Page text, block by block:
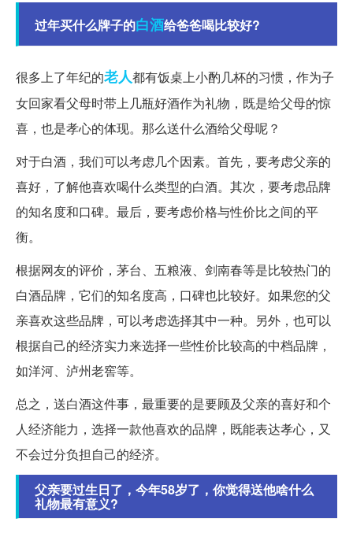
过年买什么牌子的白酒给爸爸喝比较好?
很多上了年纪的老人都有饭桌上小酌几杯的习惯，作为子
女回家看父母时带上几瓶好酒作为礼物，既是给父母的惊
喜，也是孝心的体现。那么送什么酒给父母呢？
对于白酒，我们可以考虑几个因素。首先，要考虑父亲的
喜好，了解他喜欢喝什么类型的白酒。其次，要考虑品牌
的知名度和口碑。最后，要考虑价格与性价比之间的平
衡。
根据网友的评价，茅台、五粮液、剑南春等是比较热门的
白酒品牌，它们的知名度高，口碑也比较好。如果您的父
亲喜欢这些品牌，可以考虑选择其中一种。另外，也可以
根据自己的经济实力来选择一些性价比较高的中档品牌，
如洋河、泸州老窖等。
总之，送白酒这件事，最重要的是要顾及父亲的喜好和个
人经济能力，选择一款他喜欢的品牌，既能表达孝心，又
不会过分负担自己的经济。
父亲要过生日了，今年58岁了，你觉得送他啥什么
礼物最有意义?